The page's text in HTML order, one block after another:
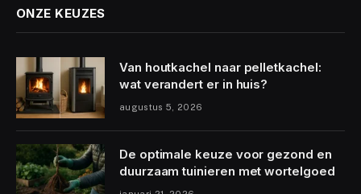
ONZE KEUZES
Van houtkachel naar pelletkachel:
wat verandert er in huis?
augustus 5, 2026
De optimale keuze voor gezond en
duurzaam tuinieren met wortelgoed